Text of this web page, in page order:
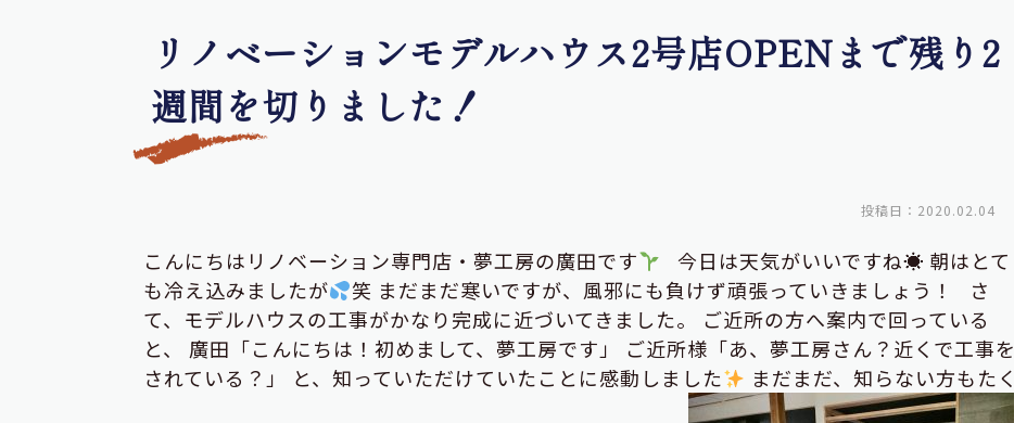
リノベーションモデルハウス2号店OPENまで残り2
週間を切りました！
投稿日：2020.02.04
こんにちはリノベーション専門店・夢工房の廣田です
今日は天気がいいですね☀ 朝はとて
も冷え込みましたが
笑 まだまだ寒いですが、風邪にも負けず頑張っていきましょう！ さ
て、モデルハウスの工事がかなり完成に近づいてきました。 ご近所の方へ案内で回っている
と、 廣田「こんにちは！初めまして、夢工房です」 ご近所様「あ、夢工房さん？近くで工事を
されている？」 と、知っていただけていたことに感動しました
まだまだ、知らない方もたく